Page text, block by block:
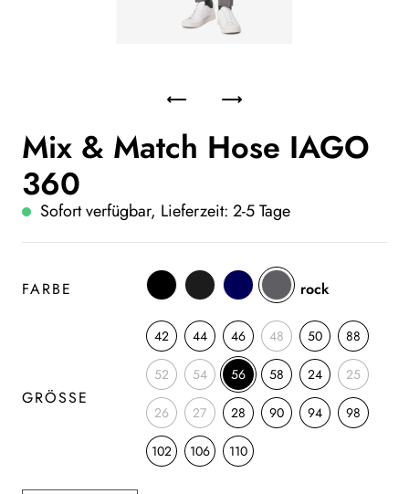
Mix & Match Hose IAGO
360
Sofort verfügbar, Lieferzeit: 2-5 Tage
FARBE rock
GRÖSSE
42 44 46 48 50 88
52 54 56 58 24 25
26 27 28 90 94 98
102 106 110